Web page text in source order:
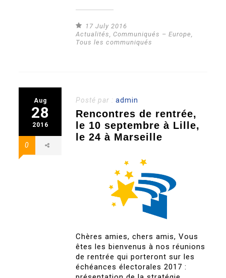
17 July 2016
Actualités, Communiqués – Europe,
Tous les communiqués
Aug
28
2016
0
Posté par :admin
Rencontres de rentrée,
le 10 septembre à Lille,
le 24 à Marseille
Chères amies, chers amis, Vous
êtes les bienvenus à nos réunions
de rentrée qui porteront sur les
échéances électorales 2017 :